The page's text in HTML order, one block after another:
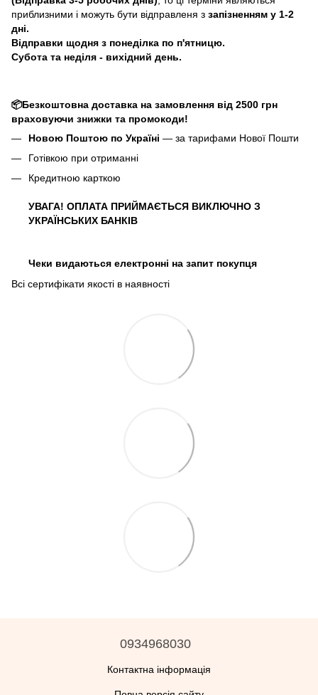
приблизними і можуть бути відправленя з запізненням у 1-2
дні.
Відправки щодня з понеділка по п'ятницю.
Субота та неділя - вихідний день.
📦Безкоштовна доставка на замовлення від 2500 грн
враховуючи знижки та промокоди!
Новою Поштою по Україні — за тарифами Нової Пошти
Готівкою при отриманні
Кредитною карткою
УВАГА! ОПЛАТА ПРИЙМАЄТЬСЯ ВИКЛЮЧНО З
УКРАЇНСЬКИХ БАНКІВ
Чеки видаються електронні на запит покупця
Всі сертифікати якості в наявності
0934968030
Контактна інформація